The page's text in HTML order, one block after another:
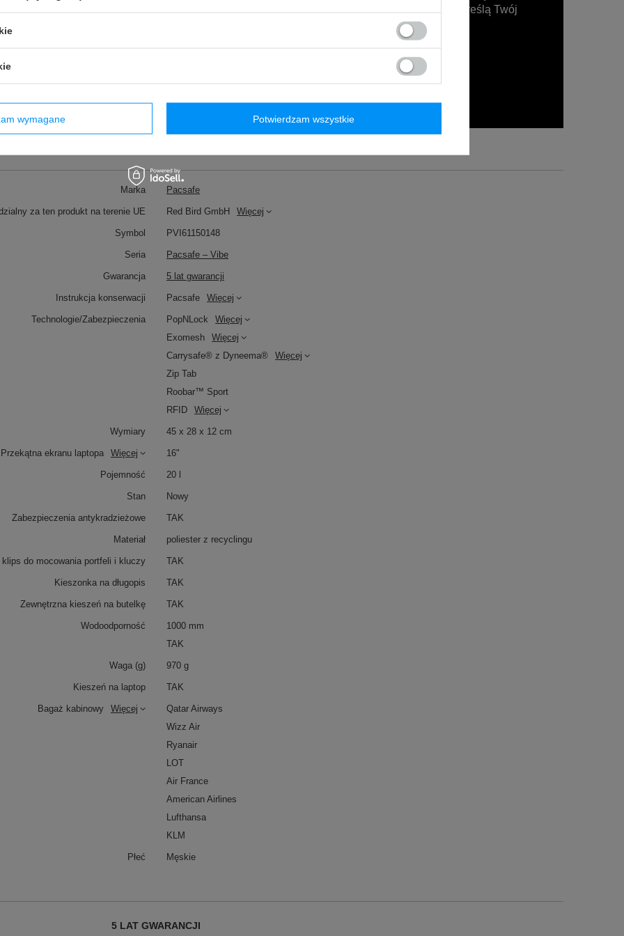
kolekcją Vibe odkryjesz różnorodność stylów, które podkreślą Twój
indywidualny gust i sprawią, że każdy dzień stanie się
Marka Pacsafe
za ten produkt na terenie UE Red Bird GmbH Więcej
Symbol PVI61150148
Seria Pacsafe – Vibe
Gwarancja 5 lat gwarancji
Instrukcja konserwacji Pacsafe Więcej
Technologie/Zabezpieczenia PopNLock
Więcej
Exomesh
Więcej
Carrysafe® z Dyneema®
Więcej
Zip Tab
Roobar™ Sport
RFID
Więcej
Wymiary 45 x 28 x 12 cm
Przekątna ekranu laptopa Więcej 16"
Pojemność 20 l
Stan Nowy
Zabezpieczenia antykradzieżowe TAK
Materiał poliester z recyclingu
klips do mocowania portfeli i kluczy TAK
Kieszonka na długopis TAK
Zewnętrzna kieszeń na butelkę TAK
Wodoodporność
1000 mm
TAK
Waga (g) 970 g
Kieszeń na laptop TAK
Bagaż kabinowy Więcej
Qatar Airways
Wizz Air
Ryanair
LOT
Air France
American Airlines
Lufthansa
KLM
Płeć Męskie
5 LAT GWARANCJI
wymagane Potwierdzam wszystkie